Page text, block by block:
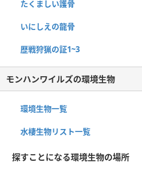
たくましい護骨
いにしえの龍骨
歴戦狩猟の証1~3
モンハンワイルズの環境生物
環境生物一覧
水棲生物リスト一覧
探すことになる環境生物の場所